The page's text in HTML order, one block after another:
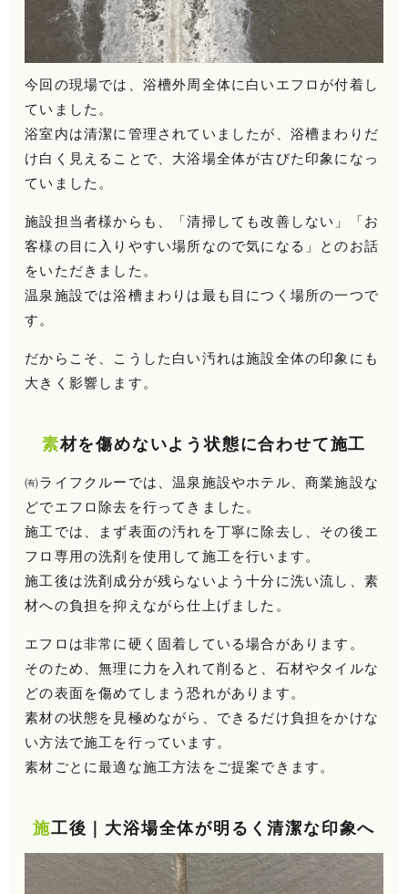
今回の現場では、浴槽外周全体に白いエフロが付着し
ていました。
浴室内は清潔に管理されていましたが、浴槽まわりだ
け白く見えることで、大浴場全体が古びた印象になっ
ていました。
施設担当者様からも、 「清掃しても改善しない」
「お
客様の目に入りやすい場所なので気になる」 とのお話
をいただきました。
温泉施設では浴槽まわりは最も目につく場所の一つで
す。
だからこそ、こうした白い汚れは施設全体の印象にも
大きく影響します。
素材を傷めないよう状態に合わせて施工
㈲ライフクルーでは、温泉施設やホテル、商業施設な
どでエフロ除去を行ってきました。
施工では、まず表面の汚れを丁寧に除去し、その後エ
フロ専用の洗剤を使用して施工を行います。
施工後は洗剤成分が残らないよう十分に洗い流し、素
材への負担を抑えながら仕上げました。
エフロは非常に硬く固着している場合があります。
そのため、無理に力を入れて削ると、石材やタイルな
どの表面を傷めてしまう恐れがあります。
素材の状態を見極めながら、できるだけ負担をかけな
い方法で施工を行っています。
素材ごとに最適な施工方法をご提案できます。
施工後｜大浴場全体が明るく清潔な印象へ